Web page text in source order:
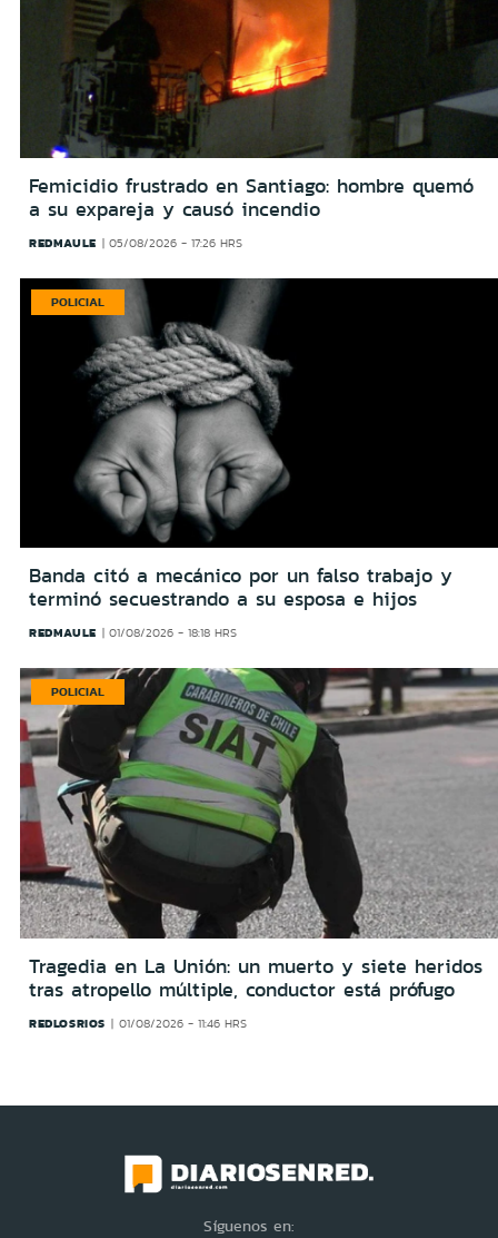
Femicidio frustrado en Santiago: hombre quemó
a su expareja y causó incendio
REDMAULE 05/08/2026 - 17:26 HRS
POLICIAL
Banda citó a mecánico por un falso trabajo y
terminó secuestrando a su esposa e hijos
REDMAULE 01/08/2026 - 18:18 HRS
POLICIAL
Tragedia en La Unión: un muerto y siete heridos
tras atropello múltiple, conductor está prófugo
REDLOSRIOS 01/08/2026 - 11:46 HRS
Síguenos en: